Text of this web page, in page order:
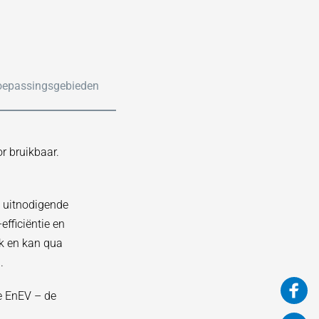
bruikbaar.
uitnodigende
en
en kan qua
– de